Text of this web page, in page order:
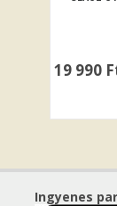
19 990
Ingyenes